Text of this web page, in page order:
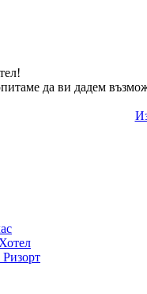
да ви дадем